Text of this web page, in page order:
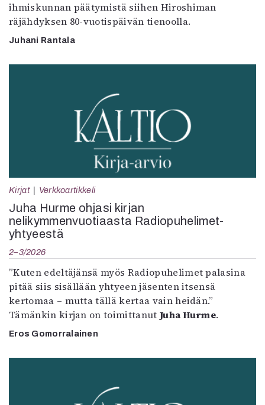
ihmiskunnan päätymistä siihen Hiroshiman
räjähdyksen 80-vuotispäivän tienoolla.
Juhani Rantala
Kirjat Verkkoartikkeli
Juha Hurme ohjasi kirjan
nelikymmenvuotiaasta Radiopuhelimet-
yhtyeestä
2–3/2026
”Kuten edeltäjänsä myös Radiopuhelimet palasina
pitää siis sisällään yhtyeen jäsenten itsensä
kertomaa – mutta tällä kertaa vain heidän.”
Tämänkin kirjan on toimittanut Juha Hurme.
Eros Gomorralainen